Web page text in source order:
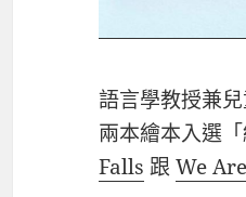
語言學教授兼
兩本繪本入選
Falls 跟We